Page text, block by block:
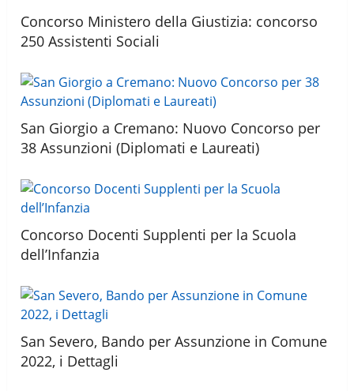
Concorso Ministero della Giustizia: concorso
250 Assistenti Sociali
San Giorgio a Cremano: Nuovo Concorso per
38 Assunzioni (Diplomati e Laureati)
Concorso Docenti Supplenti per la Scuola
dell’Infanzia
San Severo, Bando per Assunzione in Comune
2022, i Dettagli